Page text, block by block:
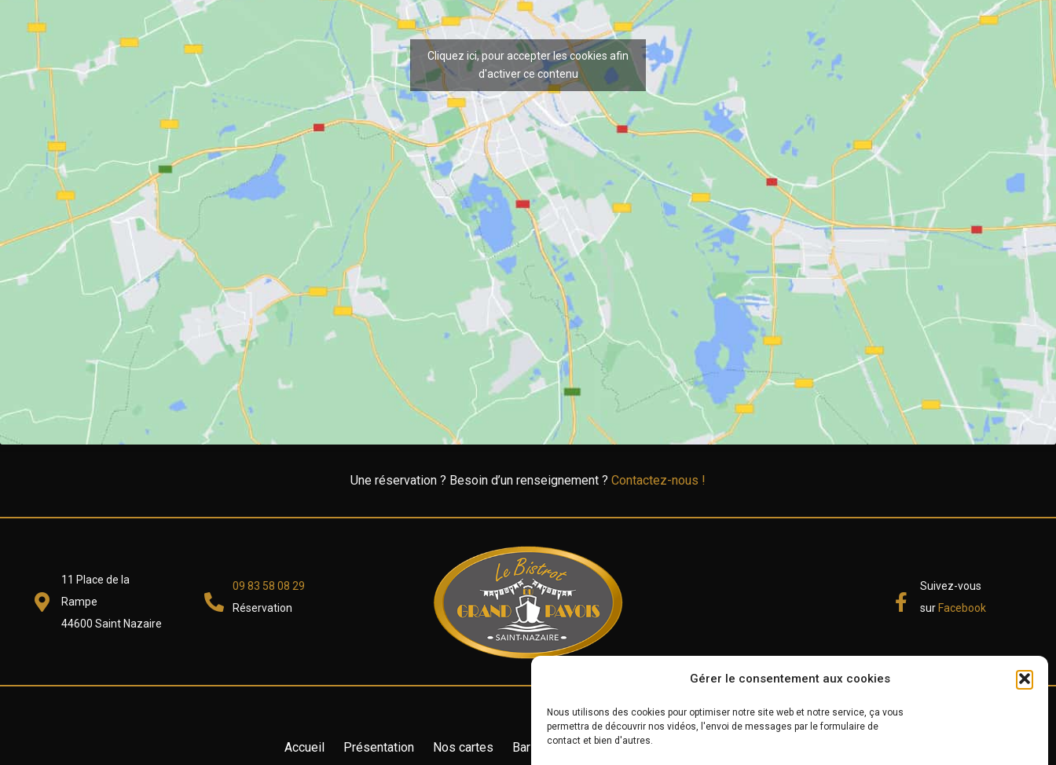
Gérer le consentement aux cookies
Nous utilisons des cookies pour optimiser notre site web et notre service, ça vous
permettra de découvrir nos vidéos, l'envoi de messages par le formulaire de
contact et bien d'autres.
Cliquez ici, pour accepter les cookies afin
d'activer ce contenu
Une réservation ? Besoin d’un renseignement ? Contactez-nous !
11 Place de la
Rampe
44600 Saint Nazaire
09 83 58 08 29
Réservation
Suivez-vous
sur Facebook
Accueil Présentation Nos cartes Bar à vin Portfolio Réservation